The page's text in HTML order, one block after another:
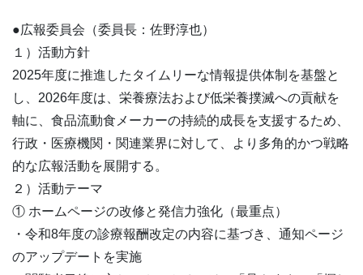
●広報委員会（委員長：佐野淳也）
１）活動方針
2025年度に推進したタイムリーな情報提供体制を基盤と
し、2026年度は、栄養療法および低栄養撲滅への貢献を
軸に、食品流動食メーカーの持続的成長を支援するため、
行政・医療機関・関連業界に対して、より多角的かつ戦略
的な広報活動を展開する。
２）活動テーマ
① ホームページの改修と発信力強化（最重点）
・令和8年度の診療報酬改定の内容に基づき、通知ページ
のアップデートを実施